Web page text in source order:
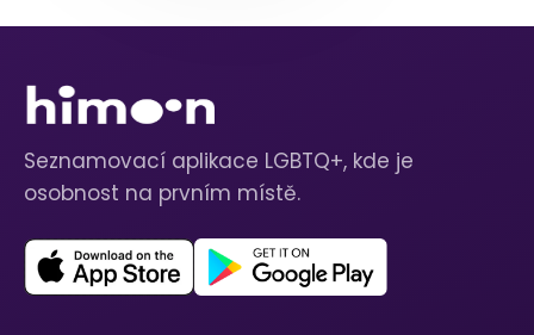
Seznamovací aplikace LGBTQ+, kde je
osobnost na prvním místě.